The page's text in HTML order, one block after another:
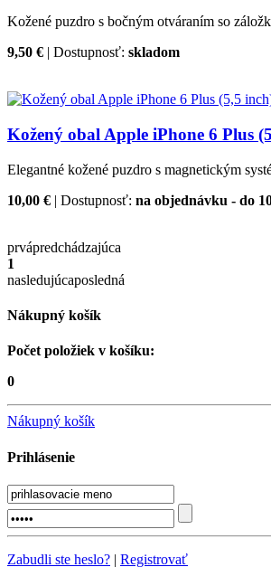
Kožené puzdro s bočným otváraním so
9,50 € | Dostupnosť: skladom
Kožený obal Apple iPhone 6 Plus
Elegantné kožené puzdro s magnetickým
10,00 € | Dostupnosť: na objednávku - do
prvápredchádzajúca
1
nasledujúcaposledná
Nákupný košík
Počet položiek v košíku:
0
Nákupný košík
Prihlásenie
Zabudli ste heslo? | Registrovať